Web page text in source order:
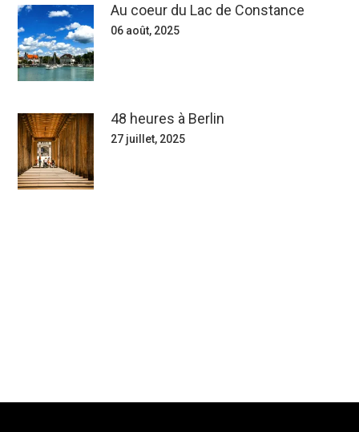
Au coeur du Lac de Constance
06 août, 2025
48 heures à Berlin
27 juillet, 2025